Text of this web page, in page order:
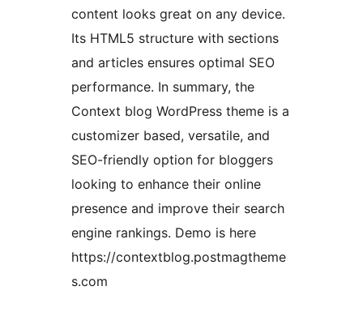
content looks great on any device.
Its HTML5 structure with sections
and articles ensures optimal SEO
performance. In summary, the
Context blog WordPress theme is a
customizer based, versatile, and
SEO-friendly option for bloggers
looking to enhance their online
presence and improve their search
engine rankings. Demo is here
https://contextblog.postmagtheme
s.com